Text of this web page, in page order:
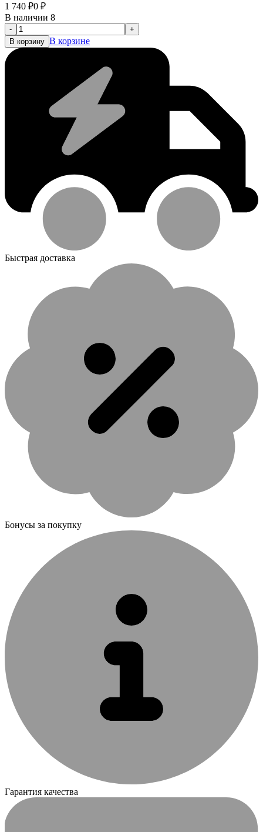
1 740 ₽0 ₽
В наличии 8
-
+
В корзину В корзине
Быстрая доставка
Бонусы за покупку
Гарантия качества